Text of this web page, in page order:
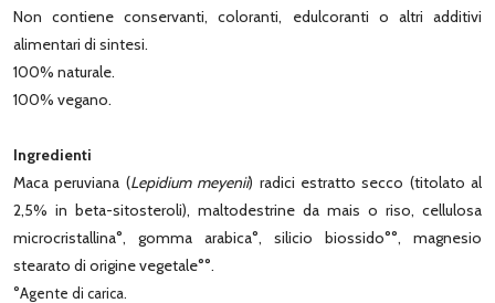
Non contiene conservanti, coloranti, edulcoranti o altri additivi
alimentari di sintesi.
100% naturale.
100% vegano.
Ingredienti
Maca peruviana (Lepidium meyenii) radici estratto secco (titolato al
2,5% in beta-sitosteroli), maltodestrine da mais o riso, cellulosa
microcristallina°, gomma arabica°, silicio biossido°°, magnesio
stearato di origine vegetale°°.
°Agente di carica.